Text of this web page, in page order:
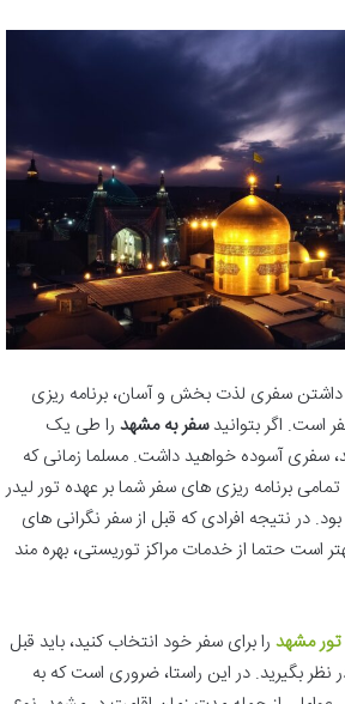
داشتن سفری لذت بخش و آسان، برنامه ریزی
است. اگر بتوانیدسفر به مشهد را طی یک
سفری آسوده خواهید داشت. مسلما زمانی که
تمامی برنامه ریزی های سفر شما بر عهده تور لیدر
در نتیجه افرادی که قبل از سفر نگرانی های
است حتما از خدمات مراکز توریستی، بهره مند
تور مشهد را برای سفر خود انتخاب کنید، باید قبل
نظر بگیرید. در این راستا، ضروری است که به